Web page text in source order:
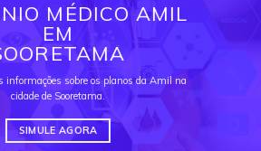
MÉDICO AMIL
EM
informações sobre os planos da Amil na
cidade de Sooretama.
SIMULE AGORA